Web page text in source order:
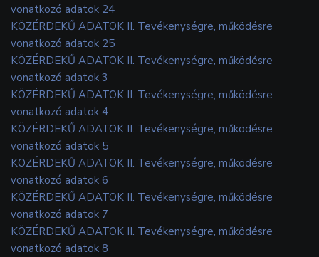
vonatkozó adatok 24
KÖZÉRDEKŰ ADATOK II. Tevékenységre, működésre
vonatkozó adatok 25
KÖZÉRDEKŰ ADATOK II. Tevékenységre, működésre
vonatkozó adatok 3
KÖZÉRDEKŰ ADATOK II. Tevékenységre, működésre
vonatkozó adatok 4
KÖZÉRDEKŰ ADATOK II. Tevékenységre, működésre
vonatkozó adatok 5
KÖZÉRDEKŰ ADATOK II. Tevékenységre, működésre
vonatkozó adatok 6
KÖZÉRDEKŰ ADATOK II. Tevékenységre, működésre
vonatkozó adatok 7
KÖZÉRDEKŰ ADATOK II. Tevékenységre, működésre
vonatkozó adatok 8